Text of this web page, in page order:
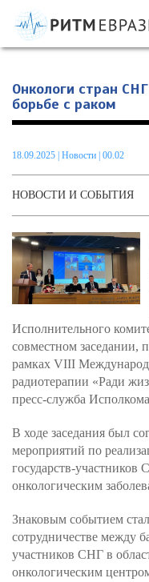
Информационно-
проблемам интеграции на
Онкологи стран
борьбе с раком
18.09.2025 Новости | 00.02
НОВОСТИ И СОБЫТИЯ
Исполнительного
совместном заседании,
рамках VIII
радиотерапии «Ради
пресс-служба
В ходе заседания был
мероприятий по
государств-участников
онкологическим
Знаковым событием
сотрудничестве между
участников СНГ в
онкологическим